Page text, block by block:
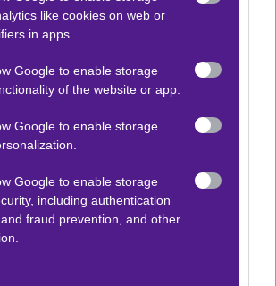
like cookies on web or
in apps.
Google to enable storage
of the website or app.
Google to enable storage
Google to enable storage
including authentication
fraud prevention, and other
Ελλάδα - Stoiximan
Aγγλία – Premier league
Γερμανίας – Bundesliga
Ισπανίας- La liga